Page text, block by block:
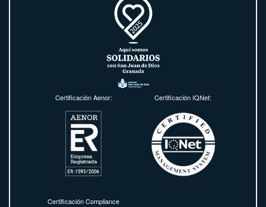
Certificación Aenor: Certificación IQNet:
Certificación Compliance